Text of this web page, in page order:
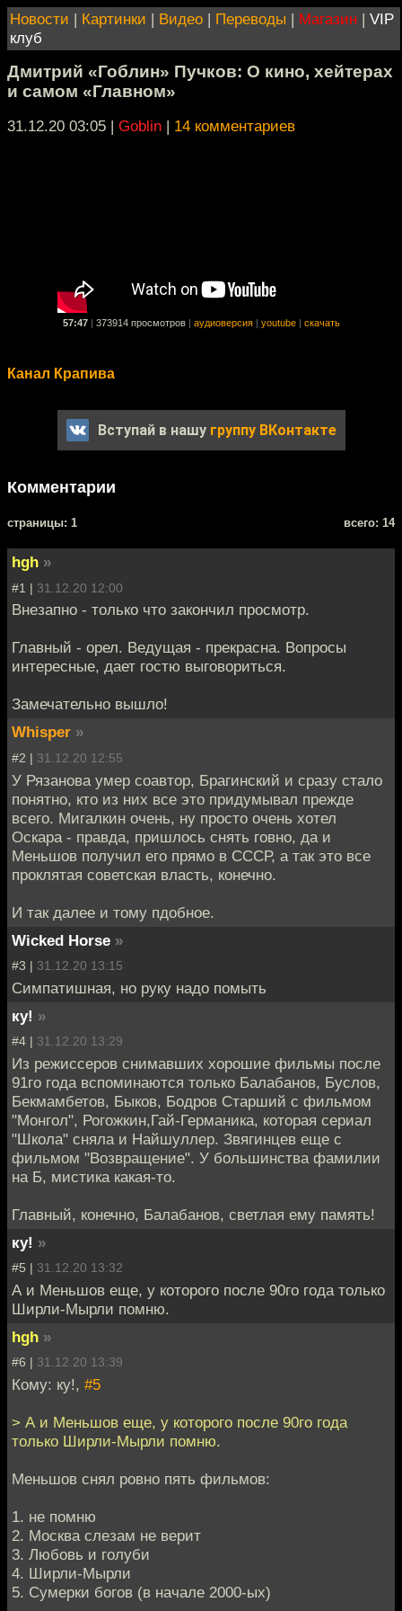
Новости | Картинки | Видео | Переводы | Магазин | VIP
клуб
Дмитрий «Гоблин» Пучков: О кино, хейтерах
и самом «Главном»
31.12.20 03:05 | Goblin | 14 комментариев
57:47 373914 просмотров аудиоверсия youtube скачать
Канал Крапива
Вступай в нашу группу ВКонтакте
Комментарии
cтраницы: 1 всего: 14
hgh »
#1 | 31.12.20 12:00
Внезапно - только что закончил просмотр.
Главный - орел. Ведущая - прекрасна. Вопросы
интересные, дает гостю выговориться.
Замечательно вышло!
Whisper »
#2 | 31.12.20 12:55
У Рязанова умер соавтор, Брагинский и сразу стало
понятно, кто из них все это придумывал прежде
всего. Мигалкин очень, ну просто очень хотел
Оскара - правда, пришлось снять говно, да и
Меньшов получил его прямо в СССР, а так это все
проклятая советская власть, конечно.
И так далее и тому пдобное.
Wicked Horse »
#3 | 31.12.20 13:15
Симпатишная, но руку надо помыть
ку! »
#4 | 31.12.20 13:29
Из режиссеров снимавших хорошие фильмы после
91го года вспоминаются только Балабанов, Буслов,
Бекмамбетов, Быков, Бодров Старший с фильмом
"Монгол", Рогожкин,Гай-Германика, которая сериал
"Школа" сняла и Найшуллер. Звягинцев еще с
фильмом "Возвращение". У большинства фамилии
на Б, мистика какая-то.
Главный, конечно, Балабанов, светлая ему память!
ку! »
#5 | 31.12.20 13:32
А и Меньшов еще, у которого после 90го года только
Ширли-Мырли помню.
hgh »
#6 | 31.12.20 13:39
Кому: ку!, #5
> А и Меньшов еще, у которого после 90го года
только Ширли-Мырли помню.
Меньшов снял ровно пять фильмов:
1. не помню
2. Москва слезам не верит
3. Любовь и голуби
4. Ширли-Мырли
5. Сумерки богов (в начале 2000-ых)